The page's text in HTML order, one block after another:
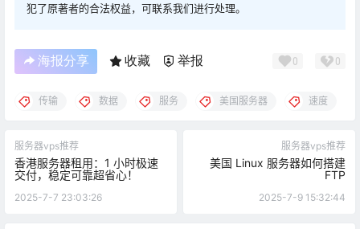
犯了原著者的合法权益，可联系我们进行处理。
海报分享 收藏 举报 0 0
传输 数据 服务 美国服务器 速度
服务器vps推荐
香港服务器租用：1 小时极速
交付，稳定可靠超省心！
2025-7-7 23:03:26
服务器vps推荐
美国 Linux 服务器如何搭建
FTP
2025-7-9 15:32:44